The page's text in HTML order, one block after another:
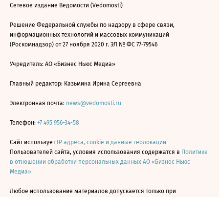
Сетевое издание Ведомости (Vedomosti)
Решение Федеральной службы по надзору в сфере связи,
информационных технологий и массовых коммуникаций
(Роскомнадзор) от 27 ноября 2020 г. ЭЛ № ФС 77-79546
Учредитель: АО «Бизнес Ньюс Медиа»
Главный редактор: Казьмина Ирина Сергеевна
Электронная почта: news@vedomosti.ru
Телефон: +7 495 956-34-58
Сайт использует IP адреса, cookie и данные геолокации
Пользователей сайта, условия использования содержатся в Политике
в отношении обработки персональных данных АО «Бизнес Ньюс
Медиа»
Любое использование материалов допускается только при